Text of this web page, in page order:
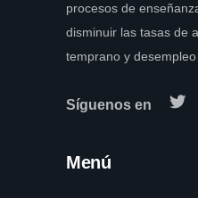
procesos de
disminuir las tasas de
temprano y desempleo
Síguenos en
Menú